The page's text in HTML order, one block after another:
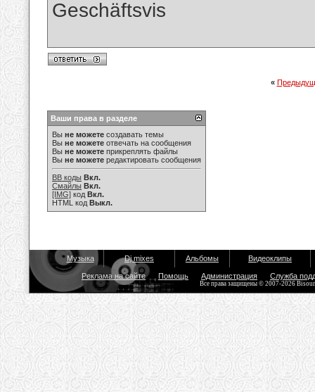
Geschäftsvis
«
Ваши права в разделе
Вы не можете создавать темы
Вы не можете отвечать на сообщения
Вы не можете прикреплять файлы
Вы не можете редактировать сообщения
BB коды Вкл.
Смайлы Вкл.
[IMG] код Вкл.
HTML код Выкл.
Музыка Dj mixes Альбомы Видеоклипы
Реклама на сайте Помощь Администрация Служба
Все права защищены © 2007-2026